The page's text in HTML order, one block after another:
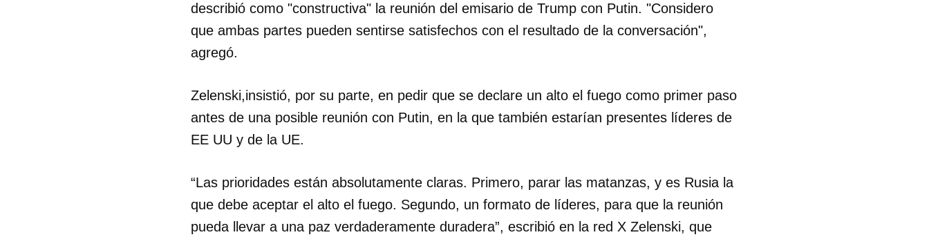
Guardar como favorito
Para poder guardar como favorito, primero has de iniciar sesión con tu
describió como "constructiva" la reunión del emisario de Trump con Putin. "Considero
que ambas partes pueden sentirse satisfechos con el resultado de la conversación",
agregó.
Zelenski,insistió, por su parte, en pedir que se declare un alto el fuego como primer paso
antes de una posible reunión con Putin, en la que también estarían presentes líderes de
EE UU y de la UE.
“Las prioridades están absolutamente claras. Primero, parar las matanzas, y es Rusia la
que debe aceptar el alto el fuego. Segundo, un formato de líderes, para que la reunión
pueda llevar a una paz verdaderamente duradera”, escribió en la red X Zelenski, que